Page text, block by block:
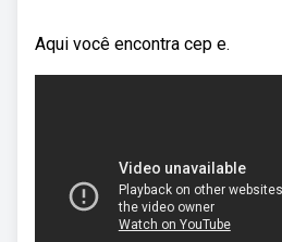
Aqui você encontra cep e.